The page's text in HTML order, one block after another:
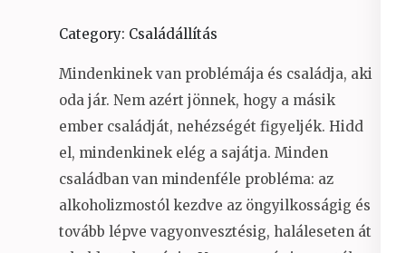
Category: Családállítás
Mindenkinek van problémája és családja, aki
oda jár. Nem azért jönnek, hogy a másik
ember családját, nehézségét figyeljék. Hidd
el, mindenkinek elég a sajátja. Minden
családban van mindenféle probléma: az
alkoholizmostól kezdve az öngyilkosságig és
tovább lépve vagyonvesztésig, haláleseten át